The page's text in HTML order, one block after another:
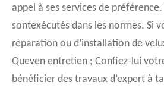
appel à ses services de
sontexécutés dans les normes. Si
réparation ou d’installation de
Queven entretien ; Confiez-lui
bénéficier des travaux d’expert à